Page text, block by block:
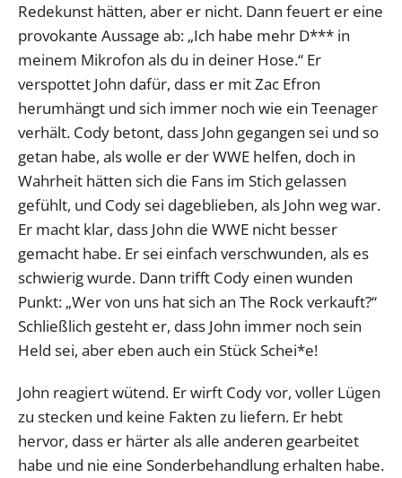
Redekunst hätten, aber er nicht. Dann feuert er eine
provokante Aussage ab: „Ich habe mehr D*** in
meinem Mikrofon als du in deiner Hose.“ Er
verspottet John dafür, dass er mit Zac Efron
herumhängt und sich immer noch wie ein Teenager
verhält. Cody betont, dass John gegangen sei und so
getan habe, als wolle er der WWE helfen, doch in
Wahrheit hätten sich die Fans im Stich gelassen
gefühlt, und Cody sei dageblieben, als John weg war.
Er macht klar, dass John die WWE nicht besser
gemacht habe. Er sei einfach verschwunden, als es
schwierig wurde. Dann trifft Cody einen wunden
Punkt: „Wer von uns hat sich an The Rock verkauft?“
Schließlich gesteht er, dass John immer noch sein
Held sei, aber eben auch ein Stück Schei*e!
John reagiert wütend. Er wirft Cody vor, voller Lügen
zu stecken und keine Fakten zu liefern. Er hebt
hervor, dass er härter als alle anderen gearbeitet
habe und nie eine Sonderbehandlung erhalten habe.